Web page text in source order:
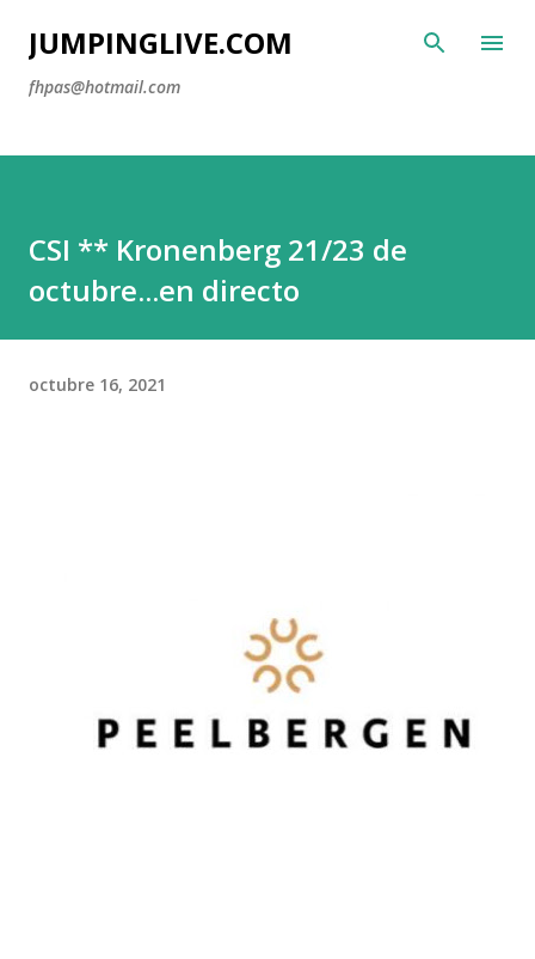
Ir al contenido principal
JUMPINGLIVE.COM
fhpas@hotmail.com
CSI ** Kronenberg 21/23 de
octubre...en directo
octubre 16, 2021